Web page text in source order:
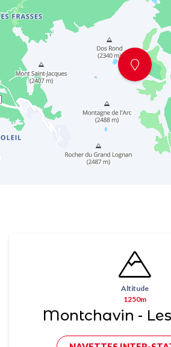
Altitude
1250m
Montchavin -